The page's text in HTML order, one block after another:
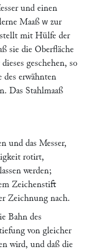
und einen
Maaß w zur
mit Hülfe der
sie die Oberfläche
geschehen, so
des erwähnten
Das Stahlmaaß
und das Messer,
rotirt,
werden;
Zeichenstift
Zeichnung nach.
Bahn des
von gleicher
wird, und daß die